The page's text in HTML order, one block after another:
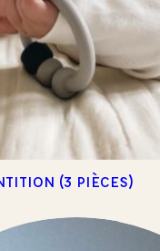
(3 PIÈCES)